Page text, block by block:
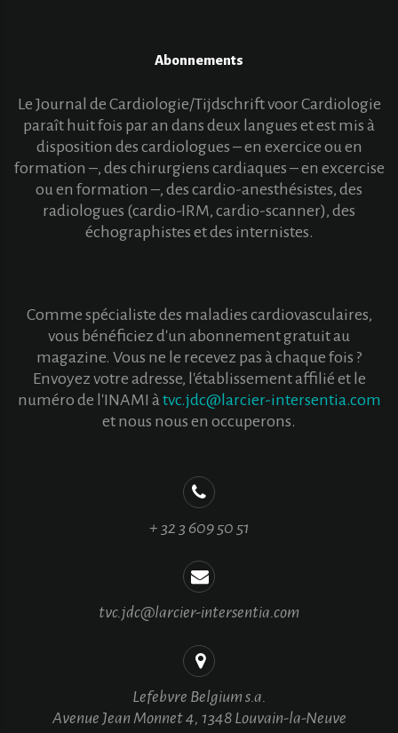
Abonnements
Le Journal de Cardiologie/Tijdschrift voor Cardiologie
paraît huit fois par an dans deux langues et est mis à
disposition des cardiologues – en exercice ou en
formation –, des chirurgiens cardiaques – en excercise
ou en formation –, des cardio-anesthésistes, des
radiologues (cardio-IRM, cardio-scanner), des
échographistes et des internistes.
Comme spécialiste des maladies cardiovasculaires,
vous bénéficiez d'un abonnement gratuit au
magazine. Vous ne le recevez pas à chaque fois ?
Envoyez votre adresse, l'établissement affilié et le
numéro de l'INAMI à tvc.jdc@larcier-intersentia.com
et nous nous en occuperons.
+ 32 3 609 50 51
tvc.jdc@larcier-intersentia.com
Lefebvre Belgium s.a.
Avenue Jean Monnet 4, 1348 Louvain-la-Neuve